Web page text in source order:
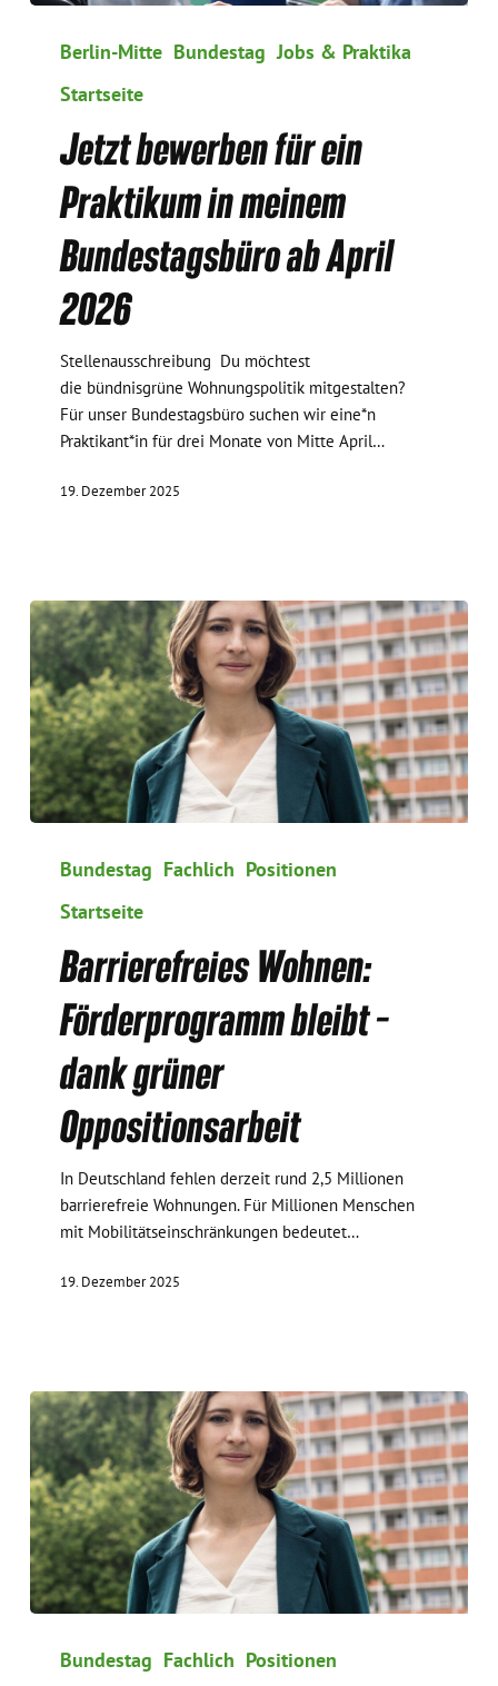
bewerben
Bundestagsbüro
April
Berlin-Mitte Bundestag Jobs & Praktika
Startseite
Jetzt bewerben für ein
Praktikum in meinem
Bundestagsbüro ab April
2026
Stellenausschreibung Du möchtest
die bündnisgrüne Wohnungspolitik mitgestalten?
Für unser Bundestagsbüro suchen wir eine*n
Praktikant*in für drei Monate von Mitte April…
19. Dezember 2025
Wohnen:
Förderprogramm
bleibt
dank
Oppositionsarbeit
Bundestag Fachlich Positionen
Startseite
Barrierefreies Wohnen:
Förderprogramm bleibt –
dank grüner
Oppositionsarbeit
In Deutschland fehlen derzeit rund 2,5 Millionen
barrierefreie Wohnungen. Für Millionen Menschen
mit Mobilitätseinschränkungen bedeutet…
19. Dezember 2025
Bundestag Fachlich Positionen